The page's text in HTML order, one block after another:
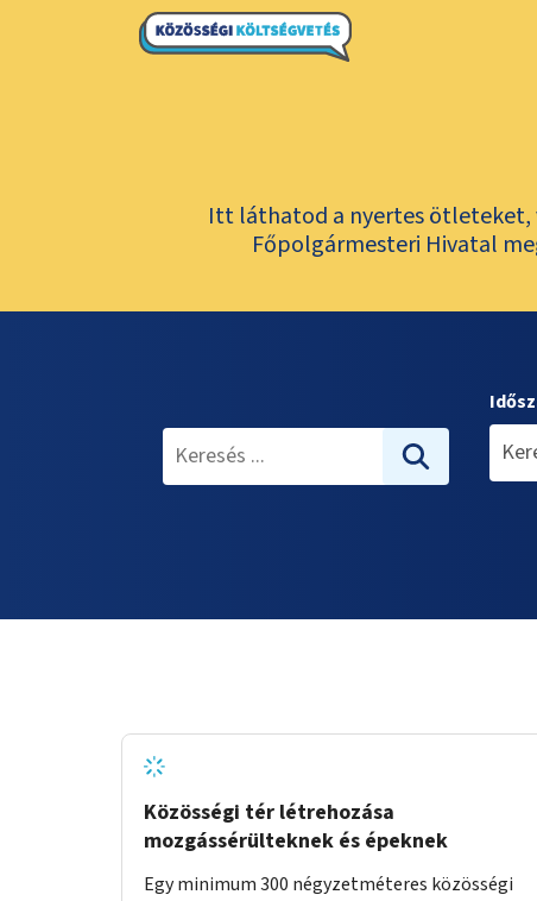
Itt láthatod a nyertes ötleteket,
Főpolgármesteri Hivatal
Közösségi tér létrehozása
mozgássérülteknek és épeknek
Egy minimum 300 négyzetméteres közösségi